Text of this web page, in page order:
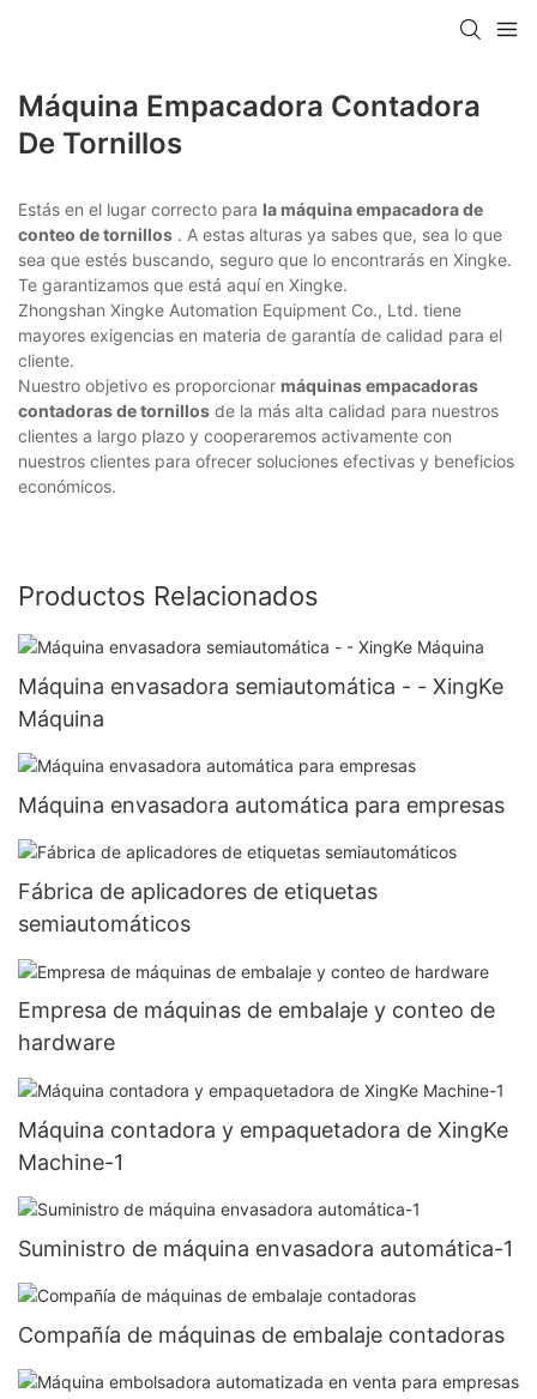
Máquina Empacadora Contadora
De Tornillos
Estás en el lugar correcto para la máquina empacadora de
conteo de tornillos . A estas alturas ya sabes que, sea lo que
sea que estés buscando, seguro que lo encontrarás en Xingke.
Te garantizamos que está aquí en Xingke.
Zhongshan Xingke Automation Equipment Co., Ltd. tiene
mayores exigencias en materia de garantía de calidad para el
cliente.
Nuestro objetivo es proporcionar máquinas empacadoras
contadoras de tornillos de la más alta calidad para nuestros
clientes a largo plazo y cooperaremos activamente con
nuestros clientes para ofrecer soluciones efectivas y beneficios
económicos.
Productos Relacionados
Máquina envasadora semiautomática - - XingKe
Máquina
Máquina envasadora automática para empresas
Fábrica de aplicadores de etiquetas
semiautomáticos
Empresa de máquinas de embalaje y conteo de
hardware
Máquina contadora y empaquetadora de XingKe
Machine-1
Suministro de máquina envasadora automática-1
Compañía de máquinas de embalaje contadoras